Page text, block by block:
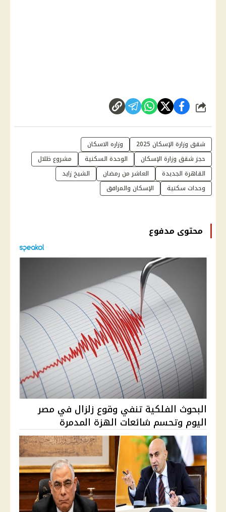
شارك
شقق وزارة الإسكان 2025
وزاره الاسكان
حجز شقق وزارة الإسكان
الوحدة السكنية
مشروع ظلال
القاهرة الجديدة
العاشر من رمضان
الشيخ زايد
وحدات سكنية
الإسكان والمرافق
محتوى مدفوع
البحوث الفلكية تنفي وقوع زلزال في مصر
اليوم وتحسم شائعات الهزة المدمرة